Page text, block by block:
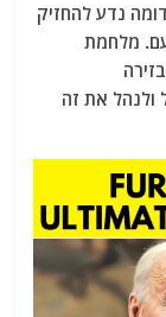
נדע להחזיק
מלחמת
ולנהל את זה